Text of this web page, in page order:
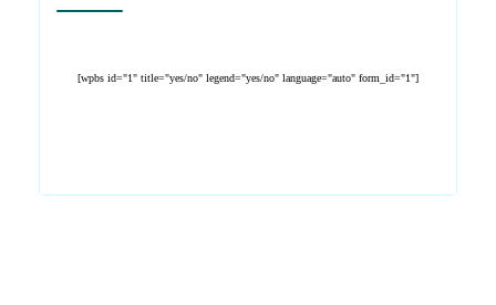
[wpbs id="1" title="yes/no" legend="yes/no" language="auto" form_id="1"]